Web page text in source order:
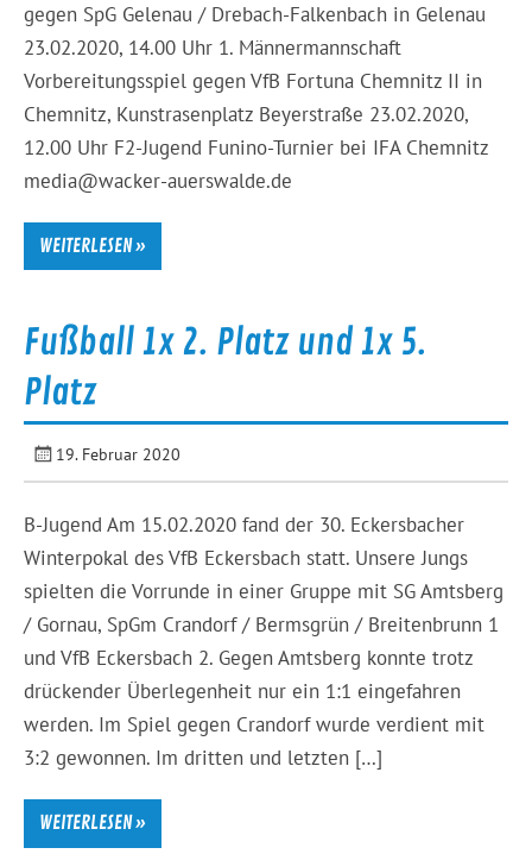
gegen SpG Gelenau / Drebach-Falkenbach in Gelenau
23.02.2020, 14.00 Uhr 1. Männermannschaft
Vorbereitungsspiel gegen VfB Fortuna Chemnitz II in
Chemnitz, Kunstrasenplatz Beyerstraße 23.02.2020,
12.00 Uhr F2-Jugend Funino-Turnier bei IFA Chemnitz
media@wacker-auerswalde.de
WEITERLESEN »
Fußball 1x 2. Platz und 1x 5.
Platz
19. Februar 2020
B-Jugend Am 15.02.2020 fand der 30. Eckersbacher
Winterpokal des VfB Eckersbach statt. Unsere Jungs
spielten die Vorrunde in einer Gruppe mit SG Amtsberg
/ Gornau, SpGm Crandorf / Bermsgrün / Breitenbrunn 1
und VfB Eckersbach 2. Gegen Amtsberg konnte trotz
drückender Überlegenheit nur ein 1:1 eingefahren
werden. Im Spiel gegen Crandorf wurde verdient mit
3:2 gewonnen. Im dritten und letzten […]
WEITERLESEN »